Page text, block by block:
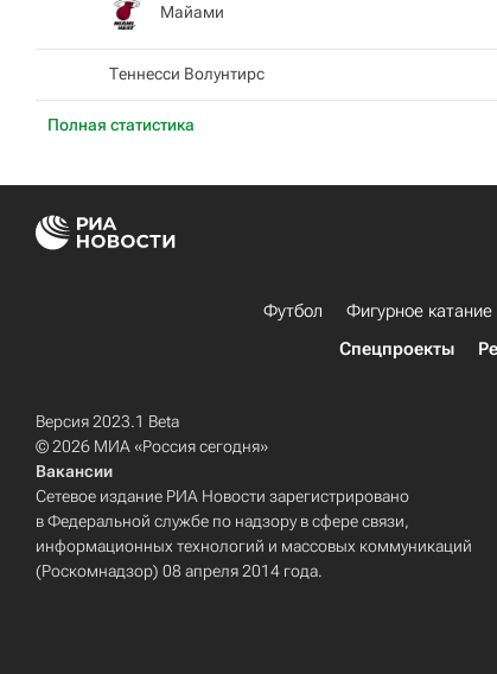
Полная статистика
Майами
Теннесси Волунтирс
Футбол Фигурное катание
Спецпроекты
Версия 2023.1 Beta
© 2026 МИА «Россия сегодня»
Вакансии
Сетевое издание РИА Новости зарегистрировано
в Федеральной службе по надзору в сфере связи,
информационных технологий и массовых коммуникаций
(Роскомнадзор) 08 апреля 2014 года.